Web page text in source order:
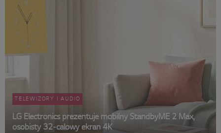
TELEWIZORY I AUDIO
LG Electronics prezentuje mobilny StandbyME 2 Max,
osobisty 32-calowy ekran 4K